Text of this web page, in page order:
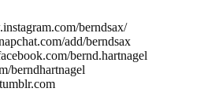
berndsax/
add/berndsax
bernd.hartnagel
berndhartnagel